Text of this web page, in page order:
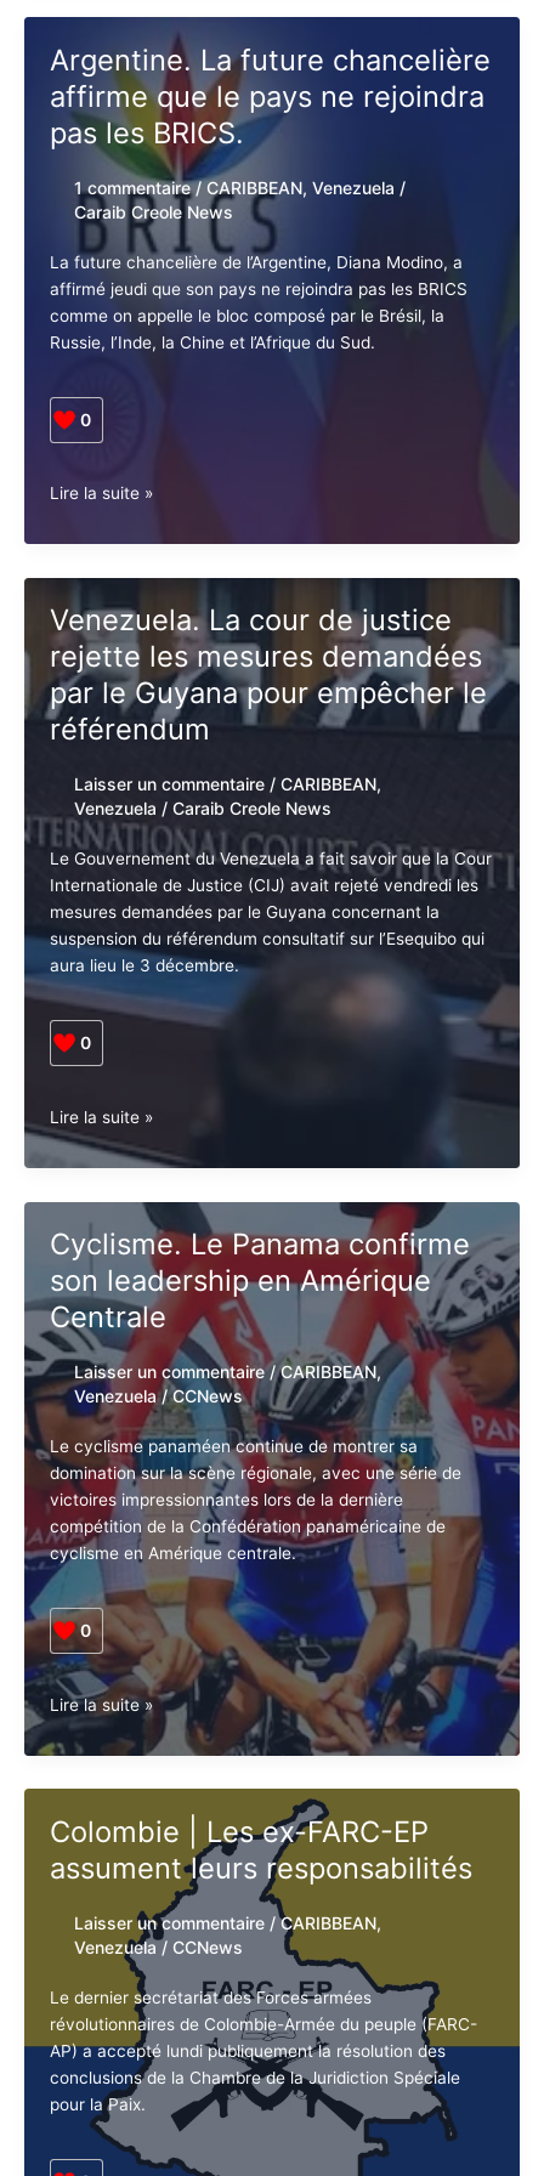
Venezuela.
Tout
sur
le
référendum
consultatif
l’Esequibo
Lire la suite »
Argentine. La future
chancelière affirme que le
pays ne rejoindra pas les
BRICS.
1 commentaire /CARIBBEAN,Venezuela/
Caraib Creole News
affirmé jeudi que son pays ne rejoindra pas les BRICS
comme on appelle le bloc composé par le Brésil, la
0
Argentine.
La
future
chancelière
affirme
pays
ne
rejoindra
pas
les
BRICS.
Lire la suite »
Venezuela. La cour de justice
rejette les mesures
demandées par le Guyana
pour empêcher le référendum
Laisser un commentaire /CARIBBEAN,
Venezuela/Caraib Creole News
Le Gouvernement du Venezuela a fait savoir que la
Cour Internationale de Justice (CIJ) avait rejeté
vendredi les mesures demandées par le Guyana
concernant la suspension du référendum consultatif
0
Venezuela.
cour
de
justice
rejette
les
mesures
demandées
par
le
Guyana
pour
empêcher
le
référendum
Lire la suite »
Cyclisme. Le Panama confirme
son leadership en Amérique
Centrale
Laisser un commentaire /CARIBBEAN,
Venezuela/ CCNews
Le cyclisme panaméen continue de montrer sa
domination sur la scène régionale, avec une série de
victoires impressionnantes lors de la dernière
compétition de la Confédération panaméricaine de
cyclisme en Amérique centrale.
0
Cyclisme.
Panama
son
leadership
en
Amérique
Centrale
Lire la suite »
Colombie | Les ex-FARC-EP
assument leurs responsabilités
Laisser un commentaire /CARIBBEAN,
Venezuela/ CCNews
Le dernier secrétariat des Forces armées
révolutionnaires de Colombie-Armée du peuple
J'acceptel'accord de confidentialité